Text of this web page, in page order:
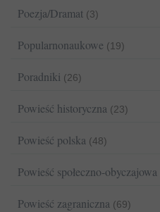
Poezja/Dramat (3)
Popularnonaukowe (19)
Poradniki (26)
Powieść historyczna (23)
Powieść polska (48)
Powieść społeczno-obyczajowa
Powieść zagraniczna (69)